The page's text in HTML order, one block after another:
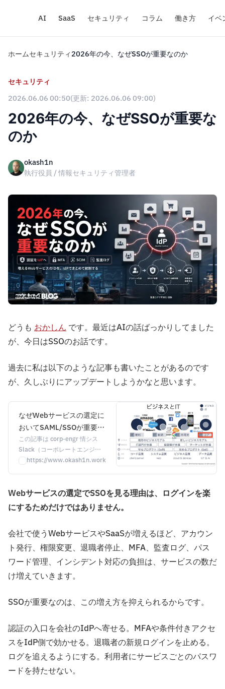
AI SaaS セキュリティ コラム 働き方 イベ
ホームセキュリティ2026年の今、なぜSSOが重要なのか
セキュリティ
2026.06.06 00:50(更新: 2026.06.06 09:00)
2026年の今、なぜSSOが重要な
のか
okash1n
執行役員 / 情報セキュリティ管理者
どうも おかしん です。最近はAIの話ばっかりしてました
が、今日はSSOのお話です。
過去に私は以下のような記事も書いたことがあるのです
が、久しぶりにアップデートしようかなと思います。
なぜWebサービスの選定に
おいてSAML/SSOが重要な
のか
この記事は corp-engr 情シス
Slack（コーポレートエンジニ
ア x 情シス）Advent Calendar
のアドベントカレンダーが実施
されておりますので、是非3本
とも覗いていってください！
https://www.okash1n.works/importance-of-saml-sso-in-web-
Webサービスの選定でSSOを見る理由は、ログインを楽
にするためだけではありません。
会社で使うWebサービスやSaaSが増えるほど、アカウン
ト発行、権限変更、退職者停止、MFA、監査ログ、パス
ワード管理、インシデント対応の負担は、サービスの数だ
け増えていきます。
SSOが重要なのは、この増え方を抑えられるからです。
認証の入口を会社のIdPへ寄せる。MFAや条件付きアクセ
スをIdP側で効かせる。退職者の新規ログインを止める。
ログを追えるようにする。利用者にサービスごとのパスワ
ードを持たせない。